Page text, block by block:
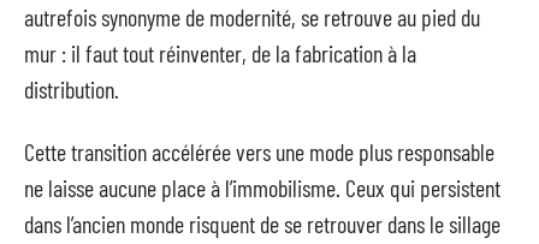
autrefois synonyme de modernité, se retrouve au pied du
mur : il faut tout réinventer, de la fabrication à la
distribution.
Cette transition accélérée vers une mode plus responsable
ne laisse aucune place à l’immobilisme. Ceux qui persistent
dans l’ancien monde risquent de se retrouver dans le sillage